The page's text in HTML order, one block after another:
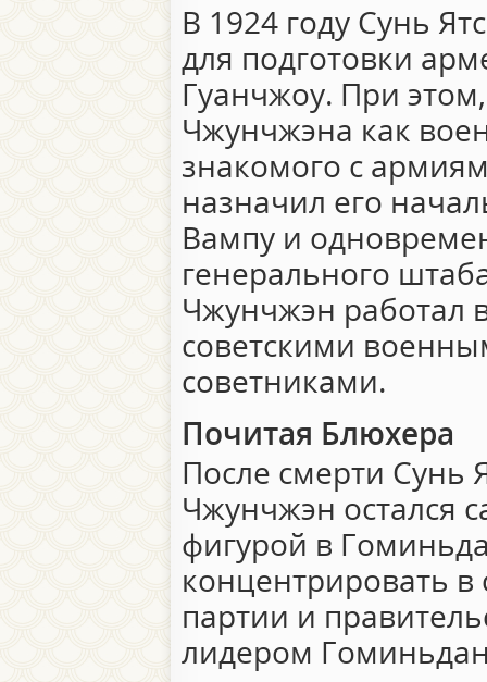
В 1924 году Сунь
для подготовки
Гуанчжоу. При
Чжунчжэна как
знакомого с
назначил его
Вампу и
генерального
Чжунчжэн работал
советскими
советниками.
Почитая Блюхера
После смерти Сунь
Чжунчжэн остался
фигурой в
концентрировать в
партии и
лидером